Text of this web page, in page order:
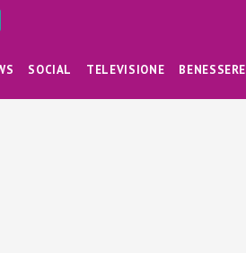
SOCIAL TELEVISIONE BENESSERE